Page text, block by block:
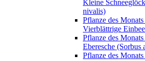
Kleine
nivalis)
Pflanze des
Vierblättrige
Pflanze des
Eberesche (Sorbus
Pflanze des